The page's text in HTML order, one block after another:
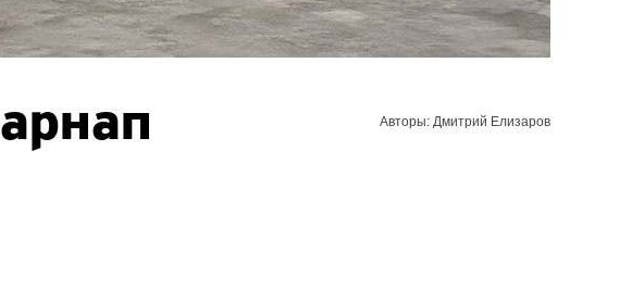
арнап
Авторы: Дмитрий Елизаров